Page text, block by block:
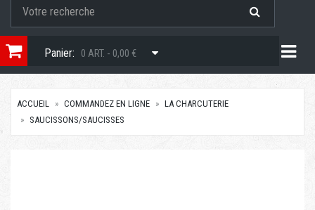
Panier: 0 ART. - 0,00 €
ACCUEIL COMMANDEZ EN LIGNE
LA CHARCUTERIE
SAUCISSONS/SAUCISSES